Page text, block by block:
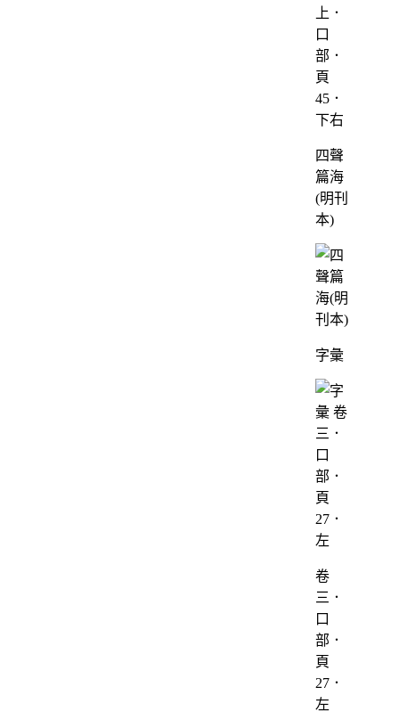
上．
口
部．
頁
45．
下右
四聲
篇海
(明刊
本)
字彙
卷
三．
口
部．
頁
27．
左